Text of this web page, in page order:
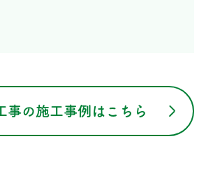
事の施工事例はこちら